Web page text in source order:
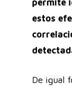
permite
estos
De igual